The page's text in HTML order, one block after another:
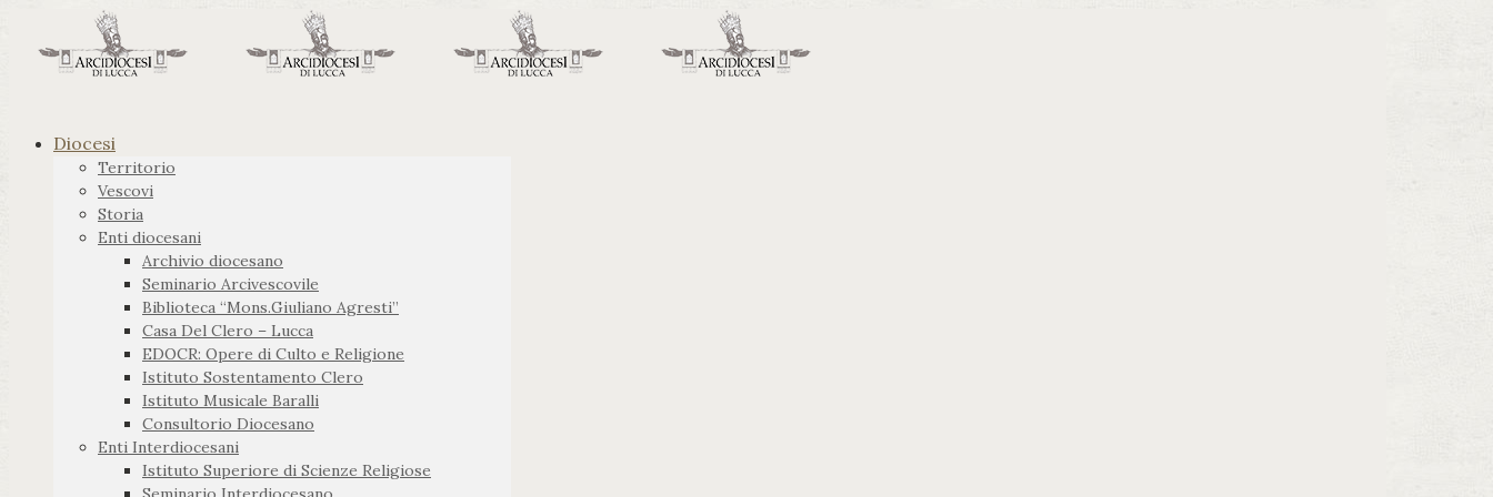
Diocesi
Territorio
Vescovi
Storia
Enti diocesani
Archivio diocesano
Seminario Arcivescovile
Biblioteca “Mons.Giuliano Agresti”
Casa Del Clero – Lucca
EDOCR: Opere di Culto e Religione
Istituto Sostentamento Clero
Istituto Musicale Baralli
Consultorio Diocesano
Enti Interdiocesani
Istituto Superiore di Scienze Religiose